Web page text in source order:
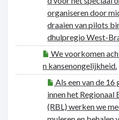
organiseren door
draaien van pilots
dhulpregio West-
We voorkomen
n kansenongelijkheid.
Als een van de 16
innen het Regionaal
(RBL) werken we